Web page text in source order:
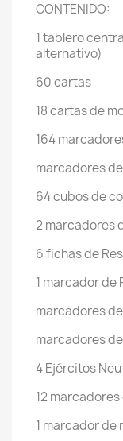
CONTENIDO:
1 tablero
alternativo)
60 cartas
18 cartas de
164
marcadores
64 cubos de
2 marcadores
6 fichas de
1 marcador de
marcadores
marcadores de
4 Ejércitos
12 marcadores
1 marcador de